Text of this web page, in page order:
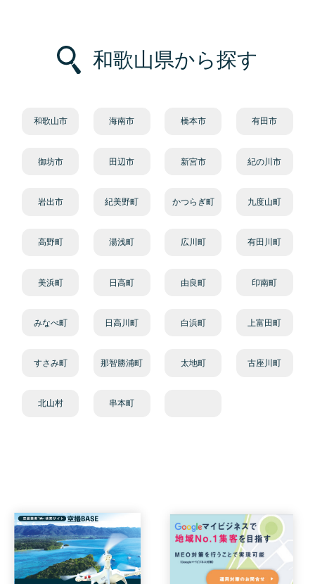
和歌山県から探す
和歌山市 海南市 橋本市 有田市
御坊市 田辺市 新宮市 紀の川市
岩出市 紀美野町 かつらぎ町 九度山町
高野町 湯浅町 広川町 有田川町
美浜町 日高町 由良町 印南町
みなべ町 日高川町 白浜町 上富田町
すさみ町 那智勝浦町 太地町 古座川町
北山村 串本町